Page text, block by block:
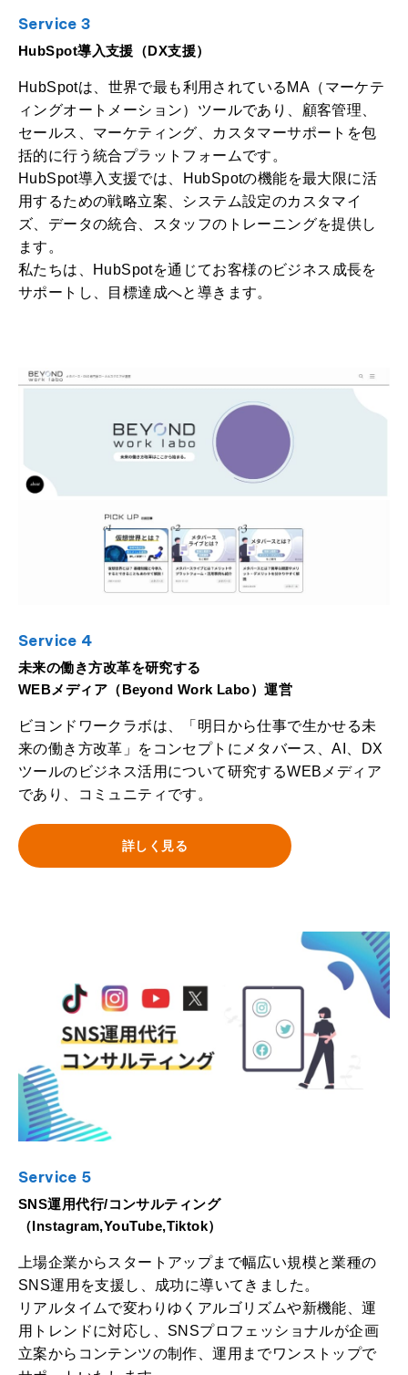
Service 3
HubSpot導入支援（DX支援）
HubSpotは、世界で最も利用されているMA（マーケテ
ィングオートメーション）ツールであり、顧客管理、
セールス、マーケティング、カスタマーサポートを包
括的に行う統合プラットフォームです。
HubSpot導入支援では、HubSpotの機能を最大限に活
用するための戦略立案、システム設定のカスタマイ
ズ、データの統合、スタッフのトレーニングを提供し
ます。
私たちは、HubSpotを通じてお客様のビジネス成長を
サポートし、目標達成へと導きます。
Service 4
未来の働き方改革を研究する
WEBメディア（Beyond Work Labo）運営
ビヨンドワークラボは、「明日から仕事で生かせる未
来の働き方改革」をコンセプトにメタバース、AI、DX
ツールのビジネス活用について研究するWEBメディア
であり、コミュニティです。
詳しく見る
Service 5
SNS運用代行/コンサルティング
（Instagram,YouTube,Tiktok）
上場企業からスタートアップまで幅広い規模と業種の
SNS運用を支援し、成功に導いてきました。
リアルタイムで変わりゆくアルゴリズムや新機能、運
用トレンドに対応し、SNSプロフェッショナルが企画
立案からコンテンツの制作、運用までワンストップで